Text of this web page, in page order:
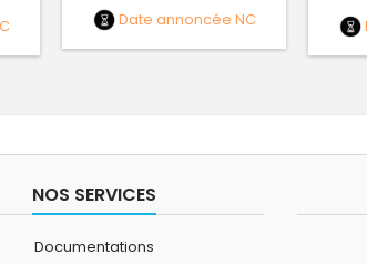
Date annoncée NC
NOS SERVICES
Documentations